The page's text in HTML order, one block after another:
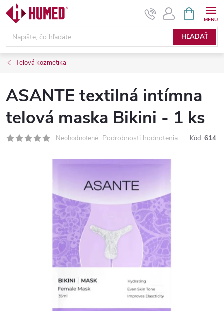
Prejsť
obsah
HĽADAŤ
KOŠÍK
Telová kozmetika
ASANTE textilná intímna
telová maska Bikini - 1 ks
Neohodnotené Podrobnosti hodnotenia Kód: 614